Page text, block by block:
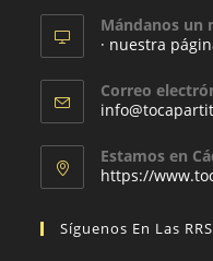
Mándanos un
· nuestra
Correo
Estamos en
https://
Síguenos En Las